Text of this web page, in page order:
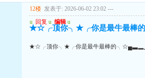
12楼 发表于: 2026-06-02 23:02 ---
u 回复 u 编辑 u
★☆╭顶你╮★╭你是最牛最
★☆╭顶你╮★╭你是最牛最棒的